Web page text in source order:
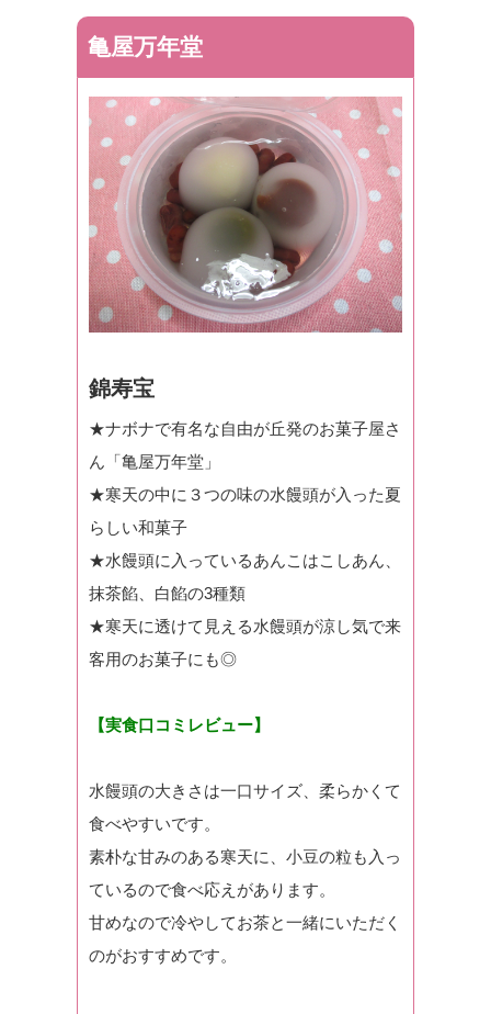
亀屋万年堂
錦寿宝
★ナボナで有名な自由が丘発のお菓子屋さ
ん「亀屋万年堂」
★寒天の中に３つの味の水饅頭が入った夏
らしい和菓子
★水饅頭に入っているあんこはこしあん、
抹茶餡、白餡の3種類
★寒天に透けて見える水饅頭が涼し気で来
客用のお菓子にも◎
【実食口コミレビュー】
水饅頭の大きさは一口サイズ、柔らかくて
食べやすいです。
素朴な甘みのある寒天に、小豆の粒も入っ
ているので食べ応えがあります。
甘めなので冷やしてお茶と一緒にいただく
のがおすすめです。